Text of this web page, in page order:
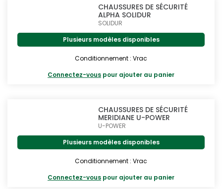
CHAUSSURES DE SÉCURITÉ
ALPHA SOLIDUR
SOLIDUR
Plusieurs modèles disponibles
Conditionnement : Vrac
Connectez-vous pour ajouter au panier
CHAUSSURES DE SÉCURITÉ
MERIDIANE U-POWER
U-POWER
Plusieurs modèles disponibles
Conditionnement : Vrac
Connectez-vous pour ajouter au panier